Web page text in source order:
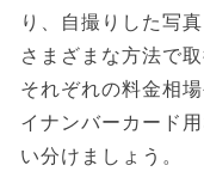
り、自撮りした写
さまざまな方法で取
それぞれの料金相
イナンバーカード
い分けましょう。